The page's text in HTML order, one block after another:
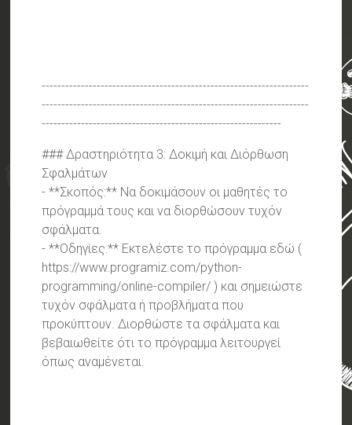
--------------------------------------------------------------------
--------------------------------------------------------------------
-------------------------------------------------------------
### Δραστηριότητα 3: Δοκιμή και Διόρθωση
Σφαλμάτων
- **Σκοπός:** Να δοκιμάσουν οι μαθητές το
πρόγραμμά τους και να διορθώσουν τυχόν
σφάλματα.
- **Οδηγίες:** Εκτελέστε το πρόγραμμα εδώ (
https://www.programiz.com/python-
programming/online-compiler/ ) και σημειώστε
τυχόν σφάλματα ή προβλήματα που
προκύπτουν. Διορθώστε τα σφάλματα και
βεβαιωθείτε ότι το πρόγραμμα λειτουργεί
όπως αναμένεται.